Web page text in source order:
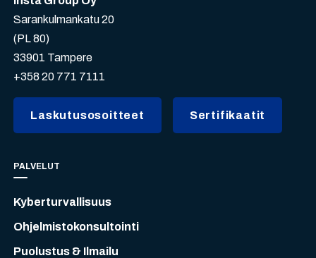
Sarankulmankatu 20
(PL 80)
33901 Tampere
+358 20 771 7111
Laskutusosoitteet Sertifikaatit
PALVELUT
Kyberturvallisuus
Ohjelmistokonsultointi
Puolustus & Ilmailu